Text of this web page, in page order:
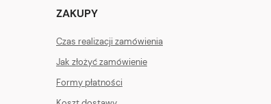
ZAKUPY
Czas realizacji zamówienia
Jak złożyć zamówienie
Formy płatności